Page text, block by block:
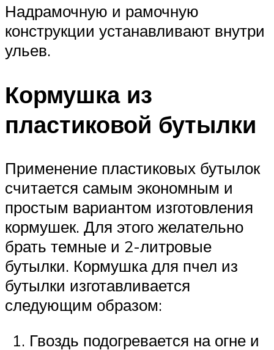
Надрамочную и рамочную
конструкции устанавливают внутри
ульев.
Кормушка из
пластиковой бутылки
Применение пластиковых бутылок
считается самым экономным и
простым вариантом изготовления
кормушек. Для этого желательно
брать темные и 2-литровые
бутылки. Кормушка для пчел из
бутылки изготавливается
следующим образом:
Гвоздь подогревается на огне и